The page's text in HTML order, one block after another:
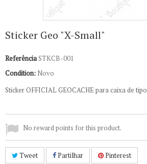
Sticker Geo "X-Small"
ReferênciaSTKCB-001
Condition: Novo
Sticker OFFICIAL GEOCACHE para caixa de
No reward points for this product.
Tweet Partilhar Pinterest